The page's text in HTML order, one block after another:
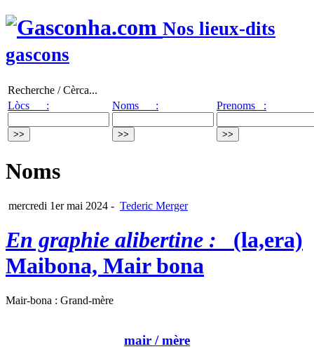
Nos lieux-dits
gascons
Recherche / Cèrca...
Lòcs :
Noms : Prenoms :
Noms
mercredi 1er mai 2024 - Tederic Merger
En graphie alibertine : (la,era)
Maibona, Mair bona
Mair-bona : Grand-mère
mair / mère